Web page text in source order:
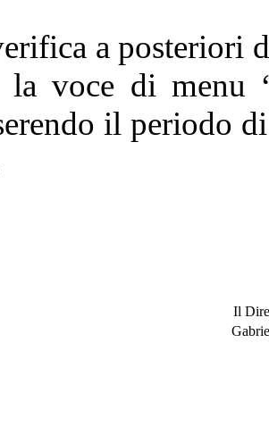
a posteriori
la voce di menu
il periodo
Il